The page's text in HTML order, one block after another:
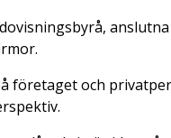
företaget och